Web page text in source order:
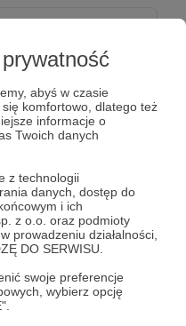
abyś w czasie
się komfortowo, dlatego też
informacje o
Twoich danych
z technologii
danych, dostęp do
i ich
z o.o. oraz podmioty
prowadzeniu działalności,
DO SERWISU.
swoje preferencje
wybierz opcję